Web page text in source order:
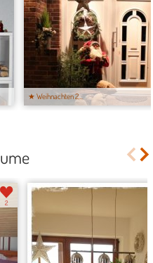
★ Weihnachten 2...
2